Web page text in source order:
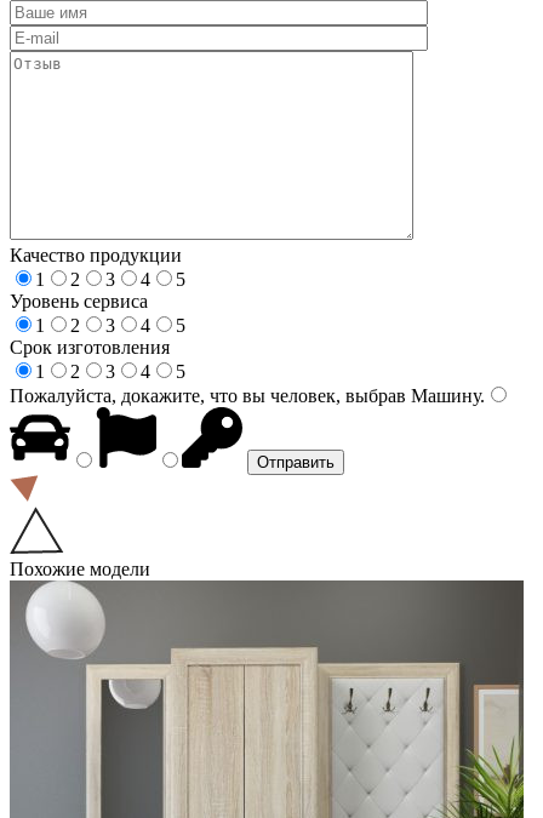
Качество продукции
1
2 3 4
5
Уровень сервиса
1
2 3 4
5
Срок изготовления
1
2 3 4
5
Пожалуйста, докажите, что вы человек, выбрав Машину.
Похожие модели